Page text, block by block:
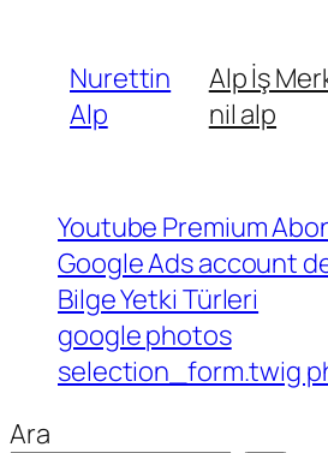
Nurettin
Alp
Alp İş
nil alp
Youtube Premium
Google Ads account
Bilge Yetki Türleri
google photos
selection_form.twig
Ara